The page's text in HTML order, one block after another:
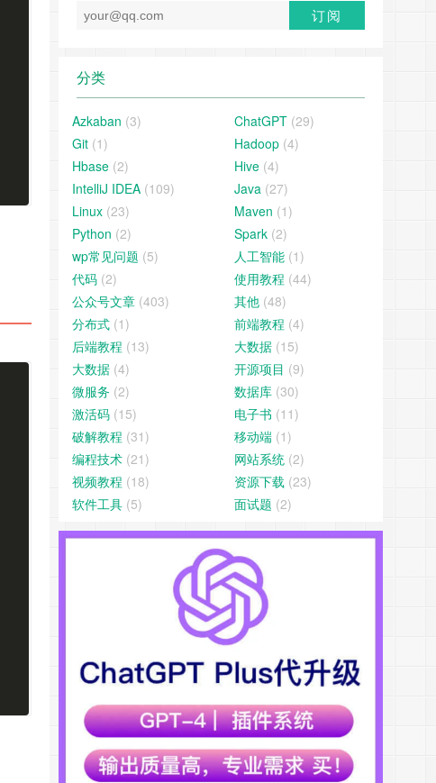
分类
Azkaban (3) ChatGPT (29)
Git (1) Hadoop (4)
Hbase (2) Hive (4)
IntelliJ IDEA (109) Java (27)
Linux (23) Maven (1)
Python (2) Spark (2)
wp常见问题 (5) 人工智能 (1)
代码 (2) 使用教程 (44)
公众号文章 (403) 其他 (48)
分布式 (1) 前端教程 (4)
后端教程 (13) 大数据 (15)
大数据 (4) 开源项目 (9)
微服务 (2) 数据库 (30)
激活码 (15) 电子书 (11)
破解教程 (31) 移动端 (1)
编程技术 (21) 网站系统 (2)
视频教程 (18) 资源下载 (23)
软件工具 (5) 面试题 (2)